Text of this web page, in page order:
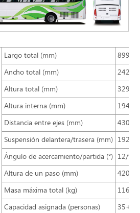
Largo total (mm)
8995
Ancho total (mm)
2420
Altura total (mm)
3290
Altura interna (mm)
1940
Distancia entre ejes (mm)
4300
Suspensión delantera/trasera (mm) 1920/
Ángulo de acercamiento/partida (°) 12/9
Altura de un paso (mm)
420
Masa máxima total (kg)
11600
Capacidad asignada (personas)